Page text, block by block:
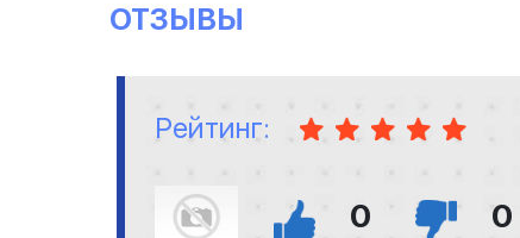
ОТЗЫВЫ
Рейтинг:
0 0